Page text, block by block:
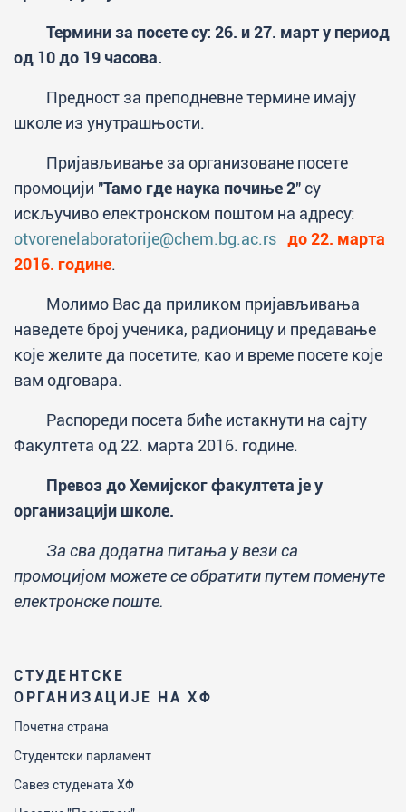
СТУДЕНТСКЕ
ОРГАНИЗАЦИЈЕ НА ХФ
Почетна страна
Студентски парламент
Савез студената ХФ
Термини за посете су: 26. и 27. март у период
од 10 до 19 часова.
Предност за преподневне термине имају
школе из унутрашњости.
Пријављивање за организоване посете
промоцији "Тамо где наука почиње 2" су
искључиво електронском поштом на адресу:
otvorenelaboratorije@chem.bg.ac.rs до 22. марта
2016. године.
Молимо Вас да приликом пријављивања
наведете број ученика, радионицу и предавање
које желите да посетите, као и време посете које
вам одговара.
Распореди посета биће истакнути на сајту
Факултета од 22. марта 2016. године.
Превоз до Хемијског факултета је у
организацији школе.
За сва додатна питања у вези са
промоцијом можете се обратити путем поменуте
електронске поште.